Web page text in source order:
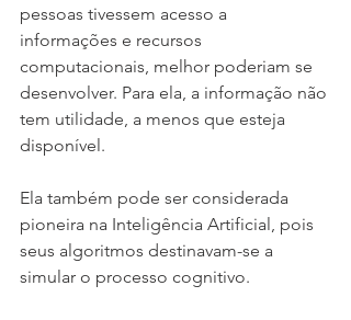
pessoas tivessem acesso a
informações e recursos
computacionais, melhor poderiam se
desenvolver. Para ela, a informação não
tem utilidade, a menos que esteja
disponível.
Ela também pode ser considerada
pioneira na Inteligência Artificial, pois
seus algoritmos destinavam-se a
simular o processo cognitivo.